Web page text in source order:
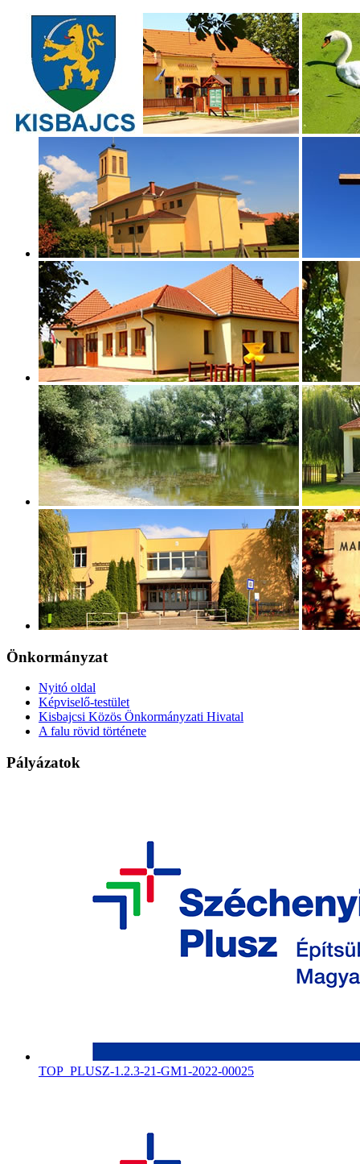
Önkormányzat
Nyitó oldal
Képviselő-testület
Kisbajcsi Közös Önkormányzati Hivatal
A falu rövid története
Pályázatok
TOP_PLUSZ-1.2.3-21-GM1-2022-00025